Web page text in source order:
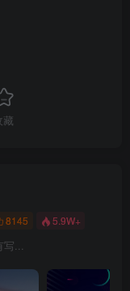
完整版后进行离
工艺传承熟水文化，
WHY利益点熟水工艺
菌·中医科学院临床实
真的好喝！熟水的口
无菌灌装，·食品伙
藏
8145 5.9W+
写...